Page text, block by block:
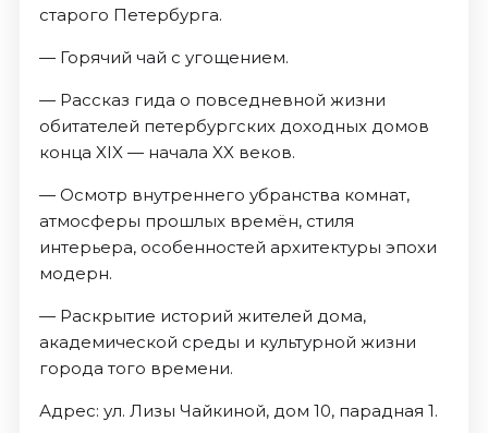
старого Петербурга.
— Горячий чай с угощением.
— Рассказ гида о повседневной жизни
обитателей петербургских доходных домов
конца XIX — начала XX веков.
— Осмотр внутреннего убранства комнат,
атмосферы прошлых времён, стиля
интерьера, особенностей архитектуры эпохи
модерн.
— Раскрытие историй жителей дома,
академической среды и культурной жизни
города того времени.
Адрес: ул. Лизы Чайкиной, дом 10, парадная 1.